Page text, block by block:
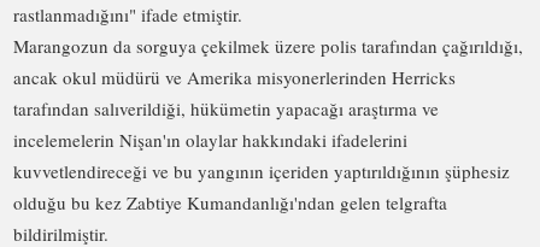
rastlanmadığını" ifade etmiştir.
Marangozun da sorguya çekilmek üzere polis tarafından çağırıldığı,
ancak okul müdürü ve Amerika misyonerlerinden Herricks
tarafından salıverildiği, hükümetin yapacağı araştırma ve
incelemelerin Nişan'ın olaylar hakkındaki ifadelerini
kuvvetlendireceği ve bu yangının içeriden yaptırıldığının şüphesiz
olduğu bu kez Zabtiye Kumandanlığı'ndan gelen telgrafta
bildirilmiştir.